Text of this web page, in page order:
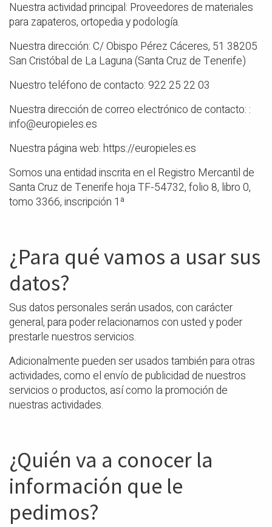
Nuestra actividad principal: Proveedores de materiales
para zapateros, ortopedia y podología.
Nuestra dirección: C/ Obispo Pérez Cáceres, 51 38205
San Cristóbal de La Laguna (Santa Cruz de Tenerife)
Nuestro teléfono de contacto: 922 25 22 03
Nuestra dirección de correo electrónico de contacto: :
info@europieles.es
Nuestra página web: https://europieles.es
Somos una entidad inscrita en el Registro Mercantil de
Santa Cruz de Tenerife hoja TF-54732, folio 8, libro 0,
tomo 3366, inscripción 1ª
¿Para qué vamos a usar sus
datos?
Sus datos personales serán usados, con carácter
general, para poder relacionarnos con usted y poder
prestarle nuestros servicios.
Adicionalmente pueden ser usados también para otras
actividades, como el envío de publicidad de nuestros
servicios o productos, así como la promoción de
nuestras actividades.
¿Quién va a conocer la
información que le
pedimos?